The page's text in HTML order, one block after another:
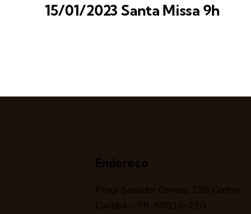
15/01/2023 Santa Missa 9h
Endereço
Praça Senador Correia, 128 Centro,
Curitiba – PR, 80010-210